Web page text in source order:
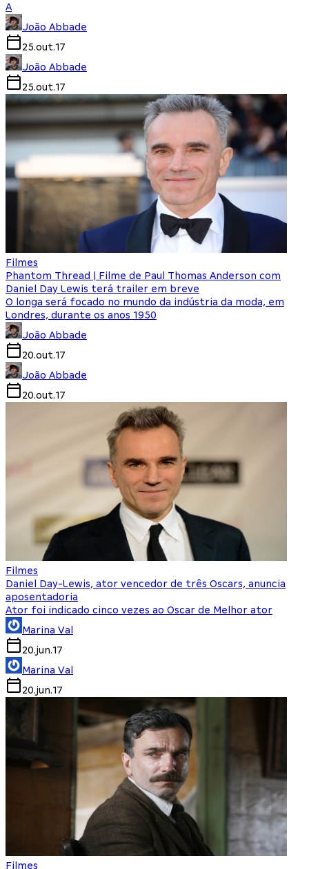
A
João Abbade
25.out.17
João Abbade
25.out.17
Filmes
Phantom Thread | Filme de Paul Thomas Anderson com
Daniel Day Lewis terá trailer em breve
O longa será focado no mundo da indústria da moda, em
Londres, durante os anos 1950
João Abbade
20.out.17
João Abbade
20.out.17
Filmes
Daniel Day-Lewis, ator vencedor de três Oscars, anuncia
aposentadoria
Ator foi indicado cinco vezes ao Oscar de Melhor ator
Marina Val
20.jun.17
Marina Val
20.jun.17
Filmes